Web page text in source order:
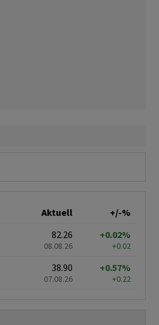
Aktuell
+/-%
82.26
08.08.26
+0.02%
+0.02
38.90
07.08.26
+0.57%
+0.22